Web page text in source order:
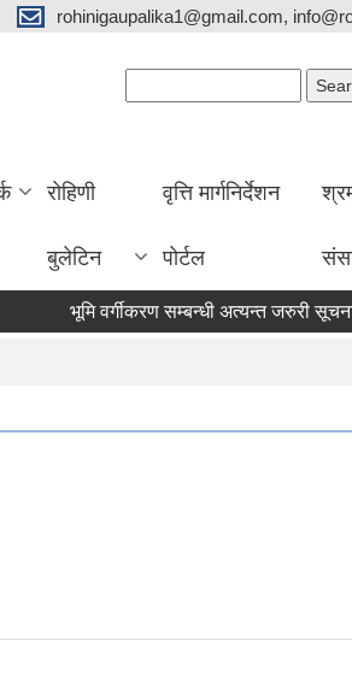
rohinigaupalika1@gmail.com,
रोहिणी
बुलेटिन
वृत्ति मार्गनिर्देशन
पोर्टल
भूमि वर्गीकरण सम्बन्धी अत्यन्त जरुरी सूचना !